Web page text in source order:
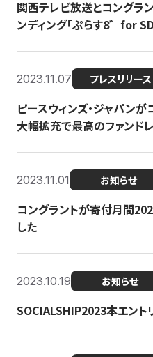
関西テレビ放送とコングラ
ンディング「ぷらす8゛for
2023.11.07 プレスリリース
ピースウィンズ・ジャパン
大幅拡充で最高のファンド
2023.11.01 お知らせ
コングラントが寄付月間
した
2023.10.19 お知らせ
SOCIALSHIP2023本エント